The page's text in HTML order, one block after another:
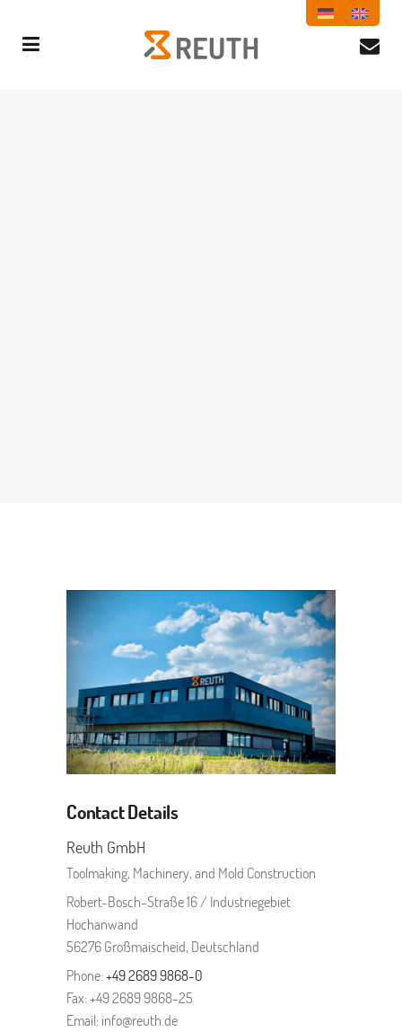
Contact Details
Reuth GmbH
Toolmaking, Machinery, and Mold Construction
Robert-Bosch-Straße 16 / Industriegebiet
Hochanwand
56276 Großmaischeid, Deutschland
Phone:+49 2689 9868-0
Fax: +49 2689 9868-25
Email: info@reuth.de